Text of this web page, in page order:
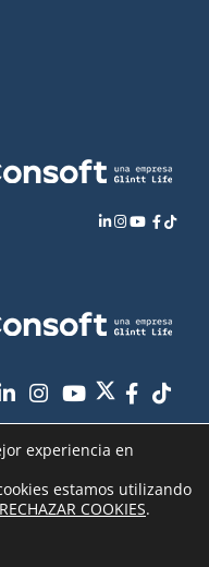
experiencia en
estamos utilizando
COOKIES.